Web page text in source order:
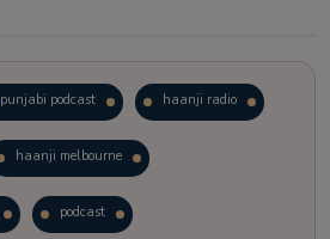
punjabi podcast haanji radio
haanji melbourne
podcast